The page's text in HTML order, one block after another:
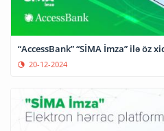
“AccessBank” “SİMA İmza” ilə öz
20-12-2024